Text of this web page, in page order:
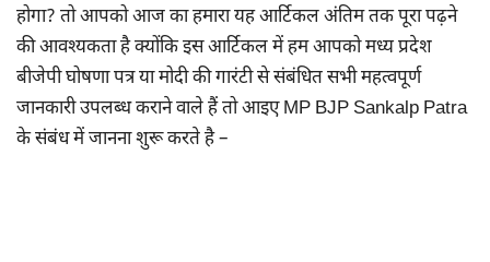
होगा? तो आपको आज का हमारा यह आर्टिकल अंतिम तक पूरा पढ़ने
की आवश्यकता है क्योंकि इस आर्टिकल में हम आपको मध्य प्रदेश
बीजेपी घोषणा पत्र या मोदी की गारंटी से संबंधित सभी महत्वपूर्ण
जानकारी उपलब्ध कराने वाले हैं तो आइए MP BJP Sankalp Patra
के संबंध में जानना शुरू करते है –